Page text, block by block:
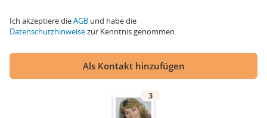
Ich akzeptiere dieAGB und habe die
Datenschutzhinweisezur Kenntnis genommen.
Als Kontakt hinzufügen
3